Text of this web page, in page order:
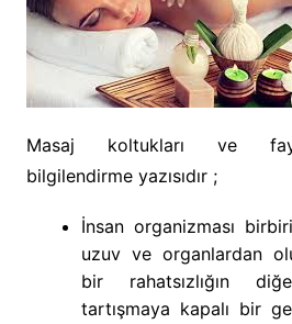
Masaj koltukları ve
bilgilendirme yazısıdır ;
İnsan organizması
uzuv ve organlardan
bir rahatsızlığın
tartışmaya kapalı bir